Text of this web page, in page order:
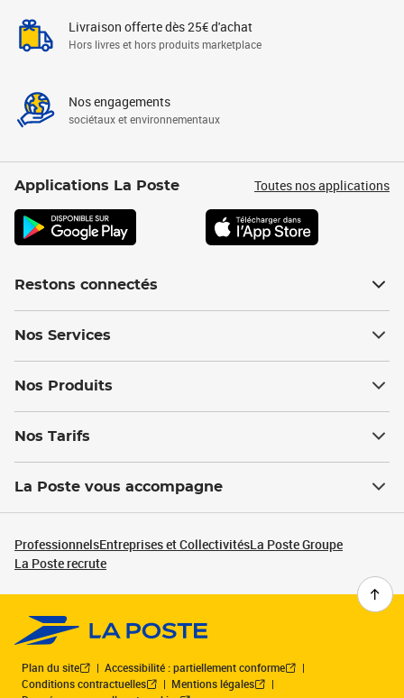
Livraison offerte dès 25€ d'achat
Hors livres et hors produits marketplace
Nos engagements
sociétaux et environnementaux
Applications La Poste Toutes nos applications
Restons connectés
Nos Services
Nos Produits
Nos Tarifs
La Poste vous accompagne
ProfessionnelsEntreprises et CollectivitésLa Poste Groupe
La Poste recrute
Plan du site
Accessibilité : partiellement conforme
Conditions contractuelles
Mentions légales